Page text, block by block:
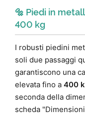
🔩 Piedi in
400 kg
I robusti piedini
soli due passaggi
garantiscono una
elevata fino a 400
seconda della
scheda